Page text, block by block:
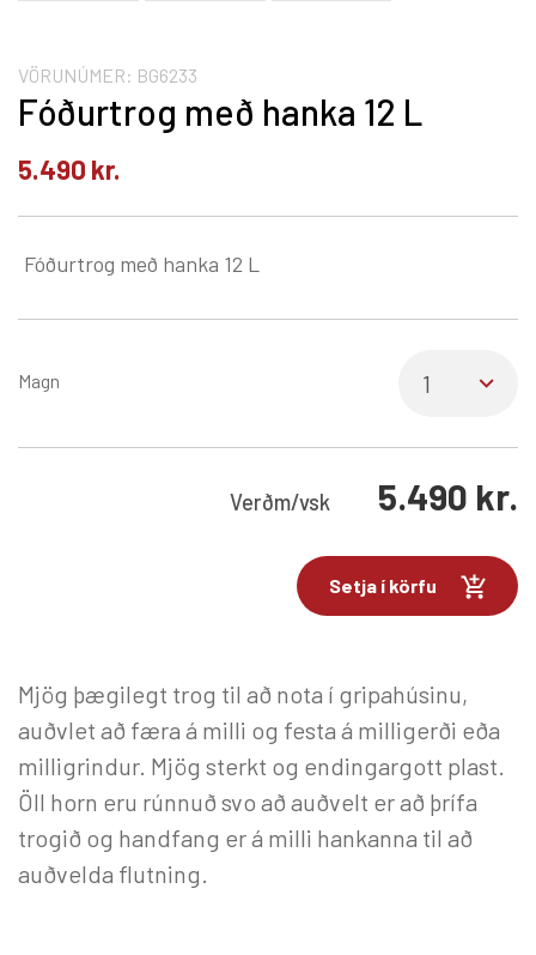
VÖRUNÚMER: BG6233
Fóðurtrog með hanka 12 L
5.490 kr.
Fóðurtrog með hanka 12 L
Magn
Verðm/vsk 5.490 kr.
Setja í körfu
Mjög þægilegt trog til að nota í gripahúsinu,
auðvlet að færa á milli og festa á milligerði eða
milligrindur. Mjög sterkt og endingargott plast.
Öll horn eru rúnnuð svo að auðvelt er að þrífa
trogið og handfang er á milli hankanna til að
auðvelda flutning.